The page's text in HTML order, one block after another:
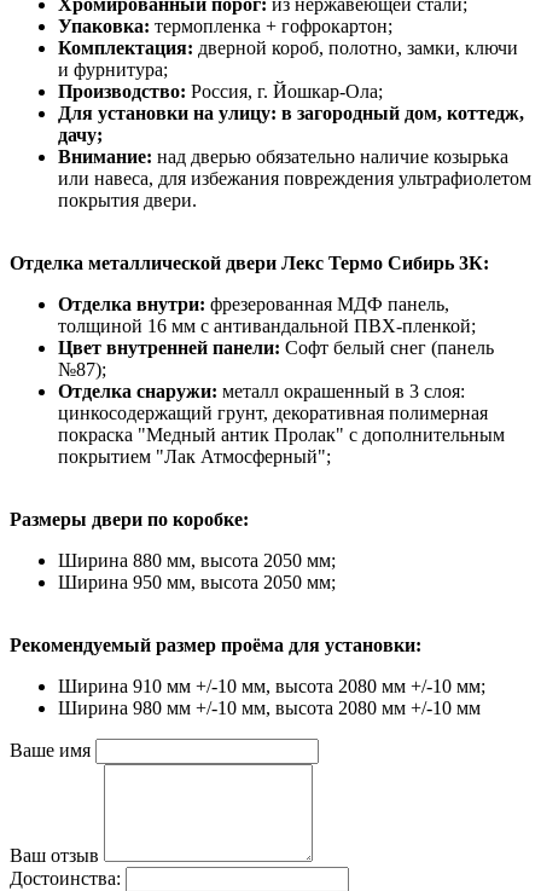
Хромированный порог: из нержавеющей стали;
Упаковка: термопленка + гофрокартон;
Комплектация: дверной короб, полотно, замки, ключи
и фурнитура;
Производство: Россия, г. Йошкар-Ола;
Для установки на улицу: в загородный дом, коттедж,
дачу;
Внимание: над дверью обязательно наличие козырька
или навеса, для избежания повреждения ультрафиолетом
покрытия двери.
Отделка металлической двери Лекс Термо Сибирь 3К:
Отделка внутри: фрезерованная МДФ панель,
толщиной 16 мм с антивандальной ПВХ-пленкой;
Цвет внутренней панели: Софт белый снег (панель
№87);
Отделка снаружи: металл окрашенный в 3 слоя:
цинкосодержащий грунт, декоративная полимерная
покраска "Медный антик Пролак" с дополнительным
покрытием "Лак Атмосферный";
Размеры двери по коробке:
Ширина 880 мм, высота 2050 мм;
Ширина 950 мм, высота 2050 мм;
Рекомендуемый размер проёма для установки:
Ширина 910 мм +/-10 мм, высота 2080 мм +/-10 мм;
Ширина 980 мм +/-10 мм, высота 2080 мм +/-10 мм
Ваше имя
Ваш отзыв
Достоинства: